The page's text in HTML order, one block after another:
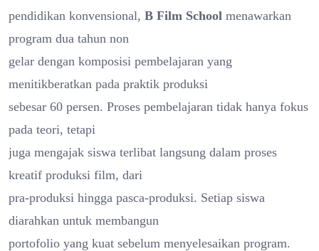
pendidikan konvensional, B Film School menawarkan
program dua tahun non
gelar dengan komposisi pembelajaran yang
menitikberatkan pada praktik produksi
sebesar 60 persen. Proses pembelajaran tidak hanya fokus
pada teori, tetapi
juga mengajak siswa terlibat langsung dalam proses
kreatif produksi film, dari
pra-produksi hingga pasca-produksi. Setiap siswa
diarahkan untuk membangun
portofolio yang kuat sebelum menyelesaikan program.